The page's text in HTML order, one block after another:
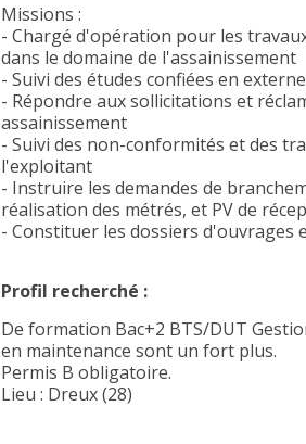
Missions :
- Chargé d'opération pour les
dans le domaine de l'assainissement
- Suivi des études confiées en externe
- Répondre aux sollicitations et
assainissement
- Suivi des non-conformités et des
l'exploitant
- Instruire les demandes de
réalisation des métrés, et PV de
- Constituer les dossiers d'ouvrages
Profil recherché :
De formation Bac+2 BTS/DUT
en maintenance sont un fort plus.
Permis B obligatoire.
Lieu : Dreux (28)